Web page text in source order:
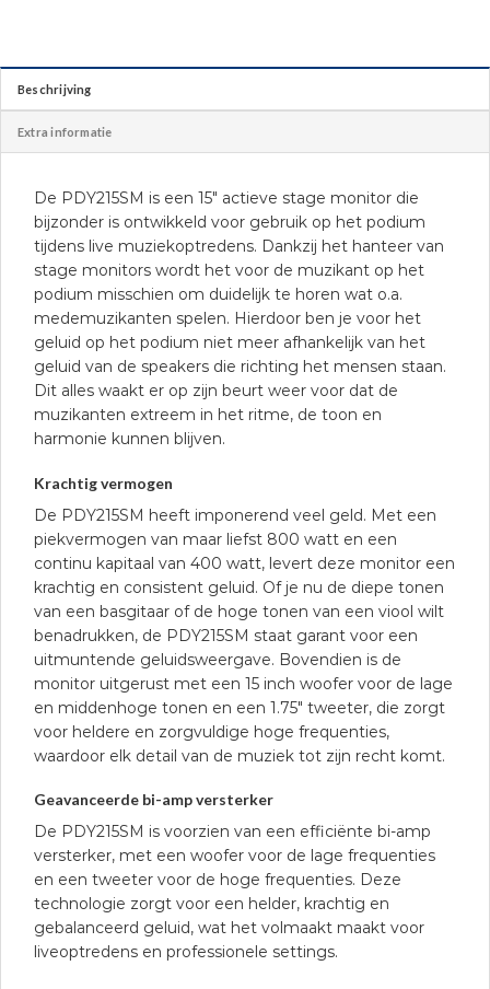
Beschrijving
Extra informatie
De PDY215SM is een 15″ actieve stage monitor die
bijzonder is ontwikkeld voor gebruik op het podium
tijdens live muziekoptredens. Dankzij het hanteer van
stage monitors wordt het voor de muzikant op het
podium misschien om duidelijk te horen wat o.a.
medemuzikanten spelen. Hierdoor ben je voor het
geluid op het podium niet meer afhankelijk van het
geluid van de speakers die richting het mensen staan.
Dit alles waakt er op zijn beurt weer voor dat de
muzikanten extreem in het ritme, de toon en
harmonie kunnen blijven.
Krachtig vermogen
De PDY215SM heeft imponerend veel geld. Met een
piekvermogen van maar liefst 800 watt en een
continu kapitaal van 400 watt, levert deze monitor een
krachtig en consistent geluid. Of je nu de diepe tonen
van een basgitaar of de hoge tonen van een viool wilt
benadrukken, de PDY215SM staat garant voor een
uitmuntende geluidsweergave. Bovendien is de
monitor uitgerust met een 15 inch woofer voor de lage
en middenhoge tonen en een 1.75″ tweeter, die zorgt
voor heldere en zorgvuldige hoge frequenties,
waardoor elk detail van de muziek tot zijn recht komt.
Geavanceerde bi-amp versterker
De PDY215SM is voorzien van een efficiënte bi-amp
versterker, met een woofer voor de lage frequenties
en een tweeter voor de hoge frequenties. Deze
technologie zorgt voor een helder, krachtig en
gebalanceerd geluid, wat het volmaakt maakt voor
liveoptredens en professionele settings.